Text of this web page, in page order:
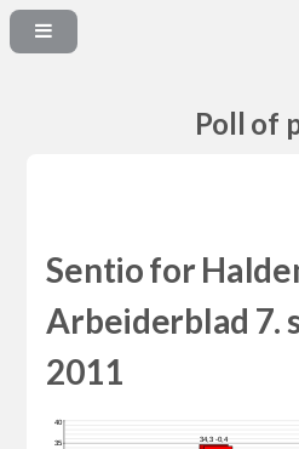
Poll of
Sentio for
Arbeiderblad 7.
2011
34,3 -0,4
35
40